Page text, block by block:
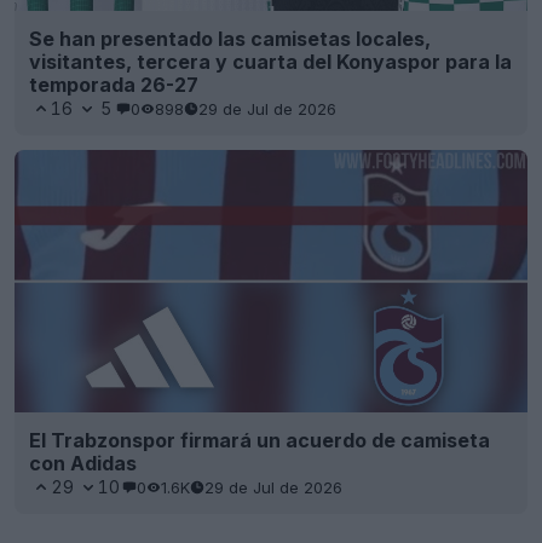
Se han presentado las camisetas locales,
visitantes, tercera y cuarta del Konyaspor para la
temporada 26-27
16 5 0 898 29 de Jul de 2026
El Trabzonspor firmará un acuerdo de camiseta
con Adidas
29 10 0 1.6K 29 de Jul de 2026